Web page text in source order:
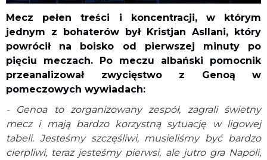
Mecz pełen treści i koncentracji, w którym
jednym z bohaterów był Kristjan Asllani, który
powrócił na boisko od pierwszej minuty po
pięciu meczach. Po meczu albański pomocnik
przeanalizował zwycięstwo z Genoą w
pomeczowych wywiadach:
- Genoa to zorganizowany zespół, zagrali świetny
mecz i mają bardzo korzystną sytuację w ligowej
tabeli. Jesteśmy szczęśliwi, musieliśmy być bardzo
cierpliwi, teraz jesteśmy pierwsi, ale jutro gra Napoli,